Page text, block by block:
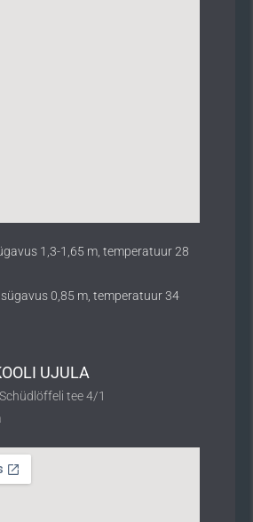
1,3-1,65 m, temperatuur 28
sügavus 0,85 m, temperatuur 34
UJULA
tee 4/1